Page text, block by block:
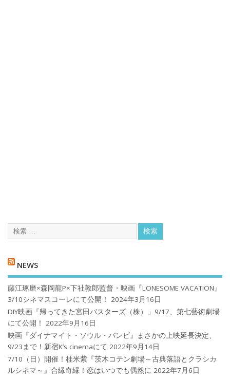
NEWS
藤江琢磨×森岡龍P×下社敦郎監督・映画『LONESOME VACATION』
3/10シネマスコーレにて公開！
2024年3月16日
DIY映画『帰ってきた宮田バスターズ（株）」9/17、第七藝術劇場
にて公開！
2022年9月16日
映画『ダイナマイト・ソウル・バンビ』まさかの上映延長決定、
9/23まで！新宿K’s cinemaにて 2022年9月14日
7/10（日）開催！桂米紫『茨木コテン劇場～古典落語とクラシカ
ルシネマ～』合縁奇縁！恋はいつでも偶然に 2022年7月6日